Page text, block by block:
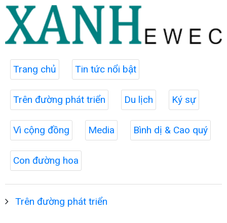
Trang chủ Tin tức nổi bật
Trên đường phát triển Du lịch Ký sự
Vì cộng đồng Media Bình dị & Cao quý
Con đường hoa
Trên đường phát triển